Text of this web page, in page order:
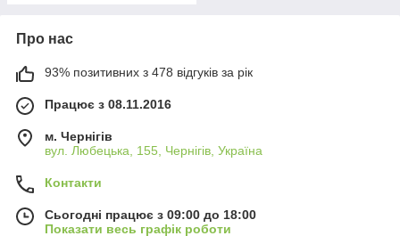
Про нас
93% позитивних з 478 відгуків за рік
Працює з 08.11.2016
м. Чернігів
вул. Любецька, 155, Чернігів, Україна
Контакти
Сьогодні працює з 09:00 до 18:00
Показати весь графік роботи